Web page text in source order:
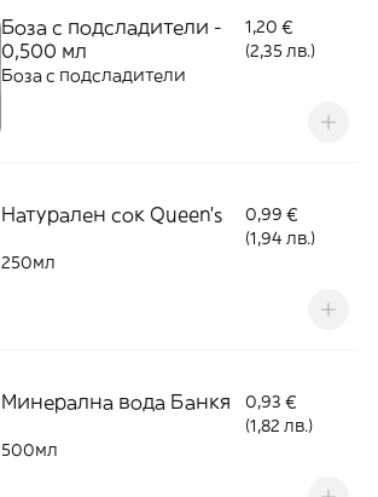
Боза с подсладители -
0,500 мл
1,20 €
(2,35 лв.)
Боза с подсладители
Натурален сок Queen's
0,99 €
(1,94 лв.)
250мл
Минерална вода Банкя
0,93 €
(1,82 лв.)
500мл